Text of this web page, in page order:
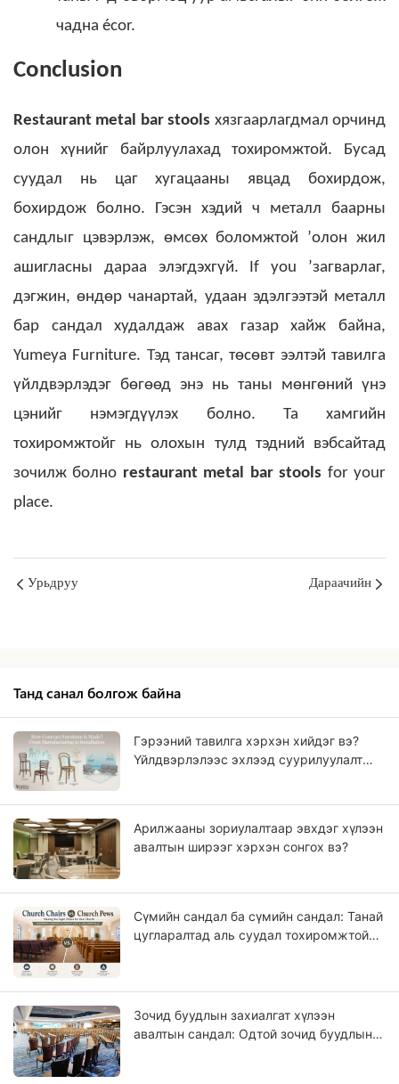
чадна écor.
Conclusion
Restaurant metal bar stools хязгаарлагдмал орчинд
олон хүнийг байрлуулахад тохиромжтой. Бусад
суудал нь цаг хугацааны явцад бохирдож,
бохирдож болно. Гэсэн хэдий ч металл баарны
сандлыг цэвэрлэж, өмсөх боломжтой ’олон жил
ашигласны дараа элэгдэхгүй.
If you ’загварлаг,
дэгжин, өндөр чанартай, удаан эдэлгээтэй металл
бар сандал худалдаж авах газар хайж байна,
Yumeya Furniture. Тэд тансаг, төсөвт ээлтэй тавилга
үйлдвэрлэдэг бөгөөд энэ нь таны мөнгөний үнэ
цэнийг нэмэгдүүлэх болно. Та хамгийн
тохиромжтойг нь олохын тулд тэдний вэбсайтад
зочилж болно restaurant metal bar stools for your
place.
Урьдруу Дараачийн
Танд санал болгож байна
Гэрээний тавилга хэрхэн хийдэг вэ?
Үйлдвэрлэлээс эхлээд суурилуулалт
Арилжааны зориулалтаар эвхдэг хүлээн
авалтын ширээг хэрхэн сонгох вэ?
Сүмийн сандал ба сүмийн сандал: Танай
цугларалтад аль суудал тохиромжтой
Зочид буудлын захиалгат хүлээн
авалтын сандал: Одтой зочид буудлын